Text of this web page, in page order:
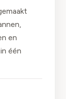
en
één